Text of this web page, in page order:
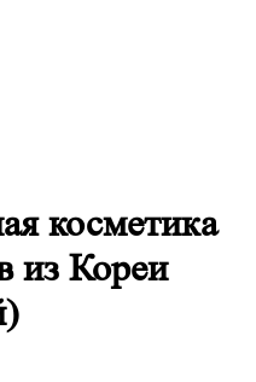
косметика
из Кореи